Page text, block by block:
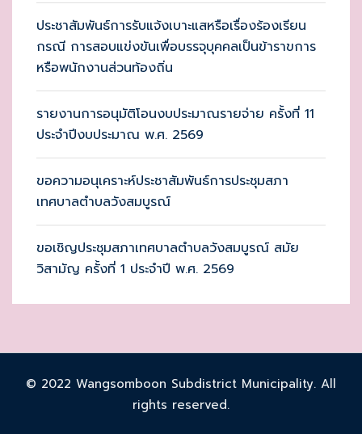
ประชาสัมพันธ์การรับแจ้งเบาะแสหรือเรื่องร้องเรียน
กรณี การสอบแข่งขันเพื่อบรรจุบุคคลเป็นข้าราขการ
หรือพนักงานส่วนท้องถิ่น
รายงานการอนุมัติโอนงบประมาณรายจ่าย ครั้งที่ 11
ประจำปีงบประมาณ พ.ศ. 2569
ขอความอนุเคราะห์ประชาสัมพันธ์การประชุมสภา
เทศบาลตำบลวังสมบูรณ์
ขอเชิญประชุมสภาเทศบาลตำบลวังสมบูรณ์ สมัย
วิสามัญ ครั้งที่ 1 ประจำปี พ.ศ. 2569
© 2022 Wangsomboon Subdistrict Municipality. All
rights reserved.